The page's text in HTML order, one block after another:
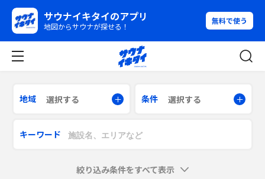
サウナイキタイのアプリ
地図からサウナが探せる！
無料で使う
地域 選択する 条件 選択する
キーワード
絞り込み条件をすべて表示